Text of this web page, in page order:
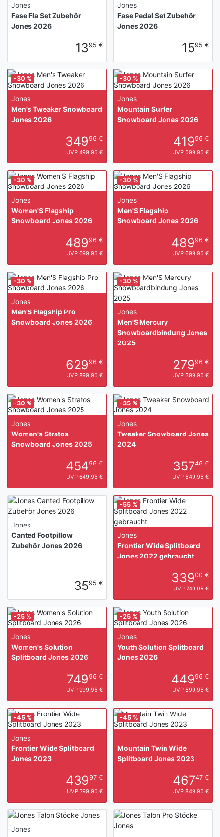
Jones
Fase Fla Set Zubehör
Jones 2026
1395 €
Jones
Fase Pedal Set Zubehör
Jones 2026
1595 €
Jones
Men's Tweaker Snowboard
Jones 2026
34996 €
UVP 499,95 €
-30 %
Jones
Mountain Surfer
Snowboard Jones 2026
41996 €
UVP 599,95 €
-30 %
Jones
Women'S Flagship
Snowboard Jones 2026
48996 €
UVP 699,95 €
-30 %
Jones
Men'S Flagship
Snowboard Jones 2026
48996 €
UVP 699,95 €
-30 %
Jones
Men'S Flagship Pro
Snowboard Jones 2026
62996 €
UVP 899,95 €
-30 %
Jones
Men'S Mercury
Snowboardbindung Jones
2025
27996 €
UVP 399,95 €
-30 %
Jones
Women's Stratos
Snowboard Jones 2025
45496 €
UVP 649,95 €
-30 %
Jones
Tweaker Snowboard Jones
2024
35746 €
UVP 549,95 €
-35 %
Jones
Canted Footpillow
Zubehör Jones 2026
3595 €
Jones
Frontier Wide Splitboard
Jones 2022 gebraucht
33900 €
UVP 749,95 €
-55 %
Jones
Women's Solution
Splitboard Jones 2026
74996 €
UVP 999,95 €
-25 %
Jones
Youth Solution Splitboard
Jones 2026
44996 €
UVP 599,95 €
-25 %
Jones
Frontier Wide Splitboard
Jones 2023
43997 €
UVP 799,95 €
-45 %
Mountain Twin Wide
Splitboard Jones 2023
46747 €
UVP 849,95 €
-45 %
Jones